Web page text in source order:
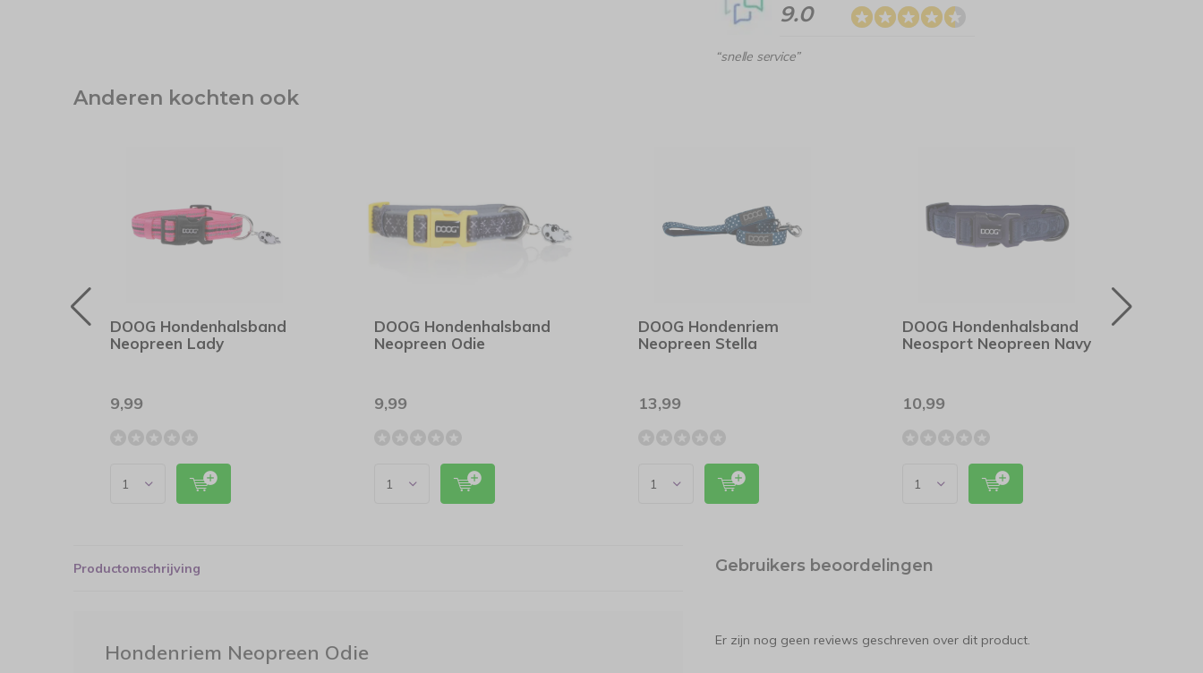
9.0
“snelle service”
Anderen kochten ook
DOOG Hondenhalsband
Neopreen Lady
9,99
DOOG Hondenhalsband
Neopreen Odie
9,99
DOOG Hondenriem
Neopreen Stella
13,99
DOOG Hondenhalsband
Neosport Neopreen Navy
10,99
Productomschrijving
Hondenriem Neopreen Odie
Gebruikers beoordelingen
Er zijn nog geen reviews geschreven over dit product.